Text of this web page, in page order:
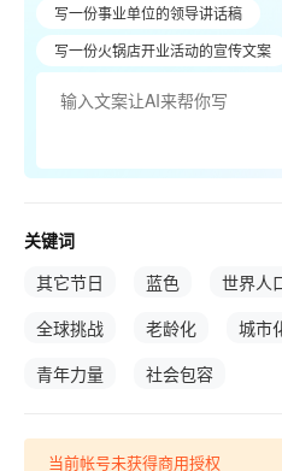
写一份事业单位的领导讲话稿
写一份火锅店开业活动的宣传文案
关键词
其它节日
蓝色 世界人
全球挑战
老龄化 城市
青年力量
社会包容
当前帐号未获得商用授权